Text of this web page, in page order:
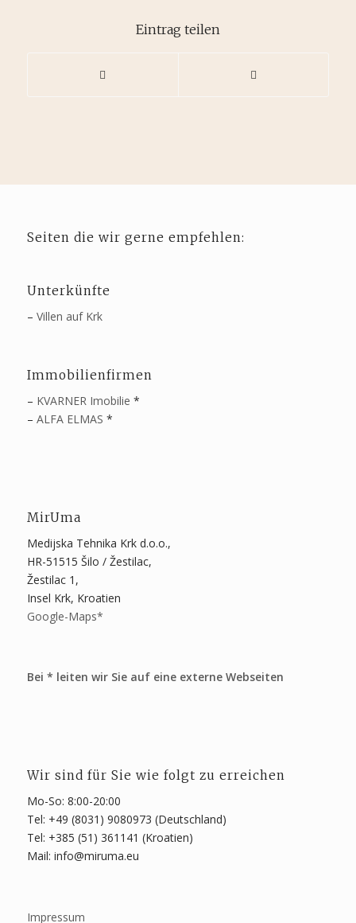
Eintrag teilen
Seiten die wir gerne empfehlen:
Unterkünfte
– Villen auf Krk
Immobilienfirmen
– KVARNER Imobilie *
– ALFA ELMAS *
MirUma
Medijska Tehnika Krk d.o.o.,
HR-51515 Šilo / Žestilac,
Žestilac 1,
Insel Krk, Kroatien
Google-Maps*
Bei * leiten wir Sie auf eine externe Webseiten
Wir sind für Sie wie folgt zu erreichen
Mo-So: 8:00-20:00
Tel: +49 (8031) 9080973 (Deutschland)
Tel: +385 (51) 361141 (Kroatien)
Mail: info@miruma.eu
Impressum